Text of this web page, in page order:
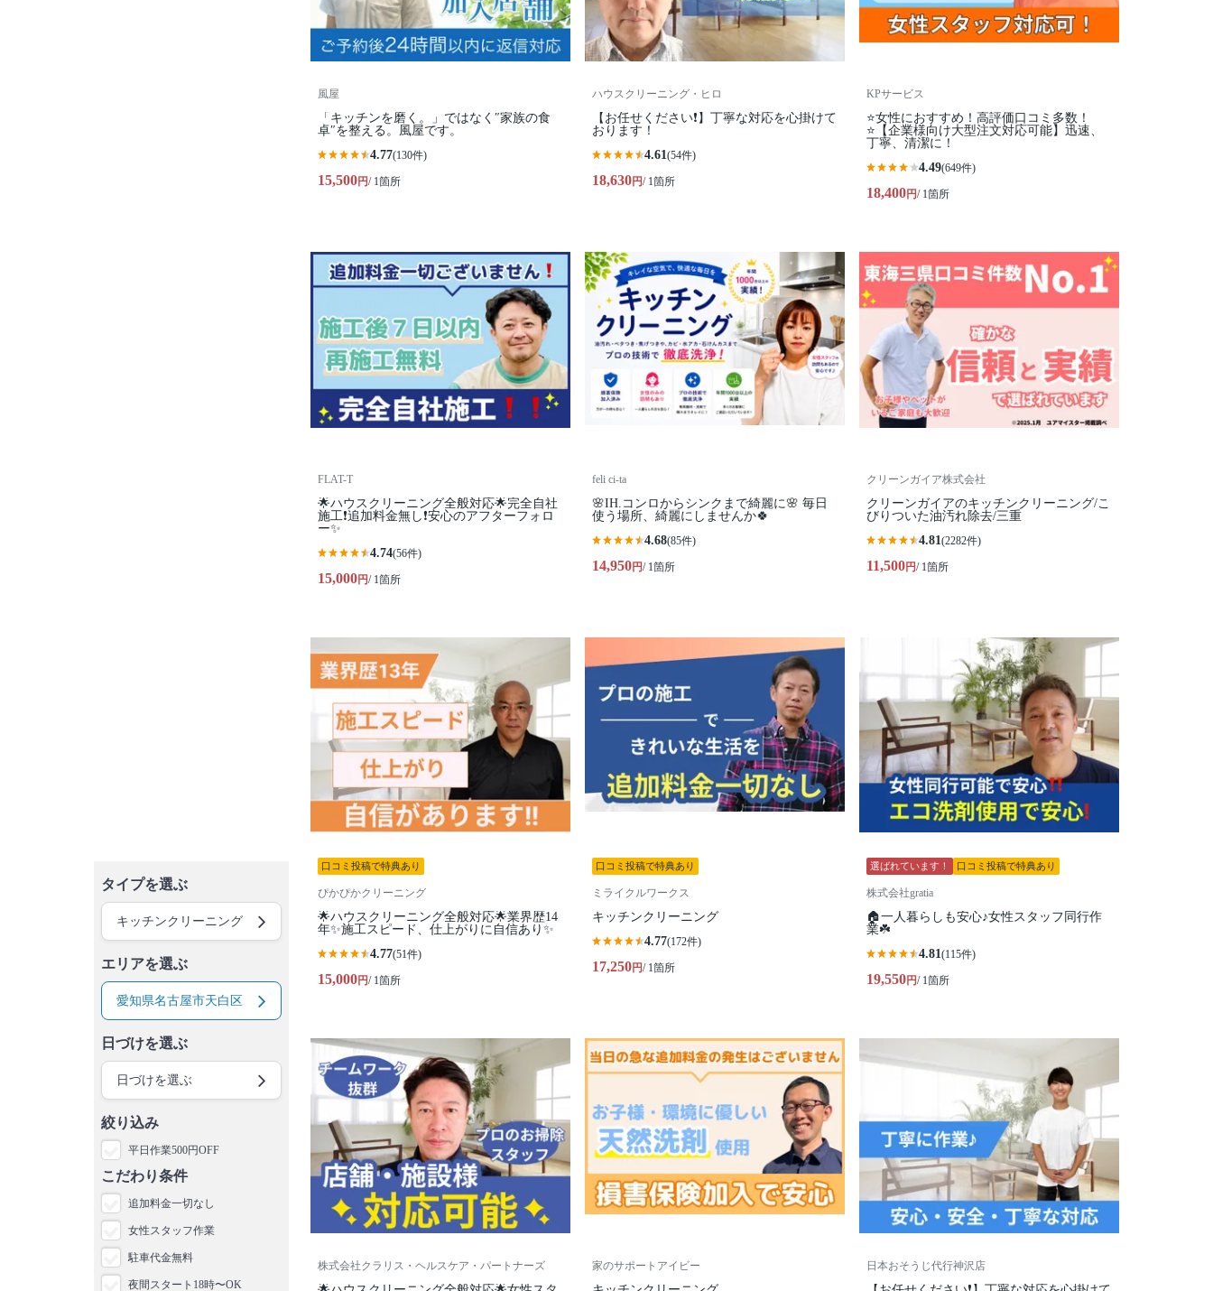
タイプを選ぶ
キッチンクリーニング
エリアを選ぶ
愛知県名古屋市天白区
日づけを選ぶ
日づけを選ぶ
絞り込み
平日作業500円OFF
こだわり条件
追加料金一切なし
女性スタッフ作業
駐車代金無料
夜間スタート18時〜OK
風屋
「キッチンを磨く。」ではなく″家族の食
卓″を整える。風屋です。
4.77(130件)
15,500円/ 1箇所
ハウスクリーニング・ヒロ
【お任せください❗️】丁寧な対応を心掛けて
おります！
4.61(54件)
18,630円/ 1箇所
KPサービス
⭐️女性におすすめ！高評価口コミ多数！
⭐️【企業様向け大型注文対応可能】迅速、
丁寧、清潔に！
4.49(649件)
18,400円/ 1箇所
FLAT-T
🌟ハウスクリーニング全般対応🌟完全自社
施工❗️追加料金無し❗️安心のアフターフォロ
ー✨
4.74(56件)
15,000円/ 1箇所
feli ci-ta
🌸IH.コンロからシンクまで綺麗に🌸 毎日
使う場所、綺麗にしませんか🍀
4.68(85件)
14,950円/ 1箇所
クリーンガイア株式会社
クリーンガイアのキッチンクリーニング/こ
びりついた油汚れ除去/三重
4.81(2282件)
11,500円/ 1箇所
口コミ投稿で特典あり
ぴかぴかクリーニング
🌟ハウスクリーニング全般対応🌟業界歴14
年✨施工スピード、仕上がりに自信あり✨
4.77(51件)
15,000円/ 1箇所
口コミ投稿で特典あり
ミライクルワークス
キッチンクリーニング
4.77(172件)
17,250円/ 1箇所
選ばれています！ 口コミ投稿で特典あり
株式会社gratia
🏠一人暮らしも安心♪女性スタッフ同行作
業☘️
4.81(115件)
19,550円/ 1箇所
株式会社クラリス・ヘルスケア・パートナーズ 家のサポートアイビー 日本おそうじ代行神沢店